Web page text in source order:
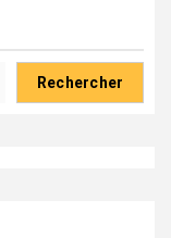
Rechercher